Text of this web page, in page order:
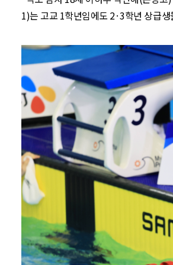
1)는 고교 1학년임에도 2·3학년 상급